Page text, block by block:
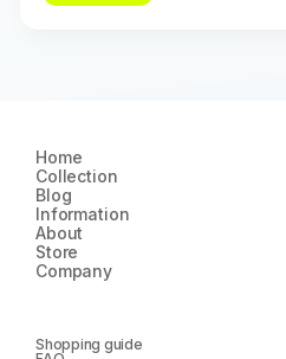
Home
Collection
Blog
Information
About
Store
Company
Shopping guide